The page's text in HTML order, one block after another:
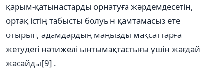
қарым-қатынастарды орнатуға жәрдемдесетін,
ортақ істің табысты болуын қамтамасыз ете
отырып, адамдардың маңызды мақсаттарға
жетудегі нәтижелі ынтымақтастығы үшін жағдай
жасайды[9] .